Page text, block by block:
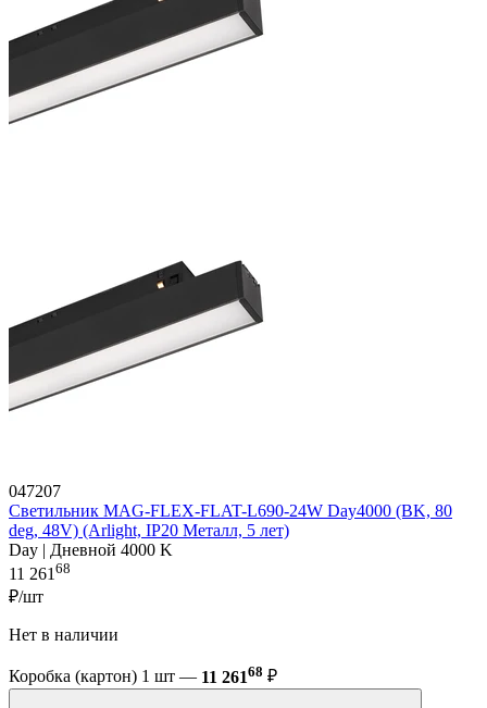
047207
Светильник MAG-FLEX-FLAT-L690-24W Day4000 (BK, 80
deg, 48V) (Arlight, IP20 Металл, 5 лет)
Day | Дневной 4000 K
11 26168
₽/шт
Нет в наличии
Коробка (картон) 1 шт — 11 26168 ₽